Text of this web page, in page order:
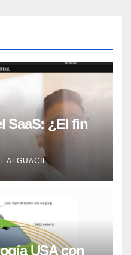
SaaS: ¿El fin
ALGUACIL
USA con